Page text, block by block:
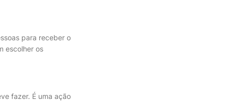
para receber o
escolher os
fazer. É uma ação